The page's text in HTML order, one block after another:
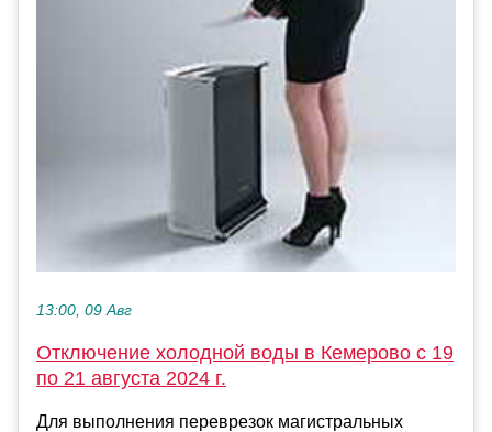
13:00, 09 Авг
Отключение холодной воды в Кемерово с 19
по 21 августа 2024 г.
Для выполнения переврезок магистральных